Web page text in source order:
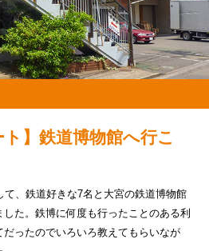
ト】鉄道博物館へ行こ
て、鉄道好きな7名と大宮の鉄道博物館
した。鉄博に何度も行ったことのある利
ったのでいろいろ教えてもらいなが